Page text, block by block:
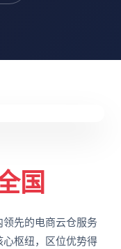
国
领先的电商云仓服务
枢纽，区位优势得